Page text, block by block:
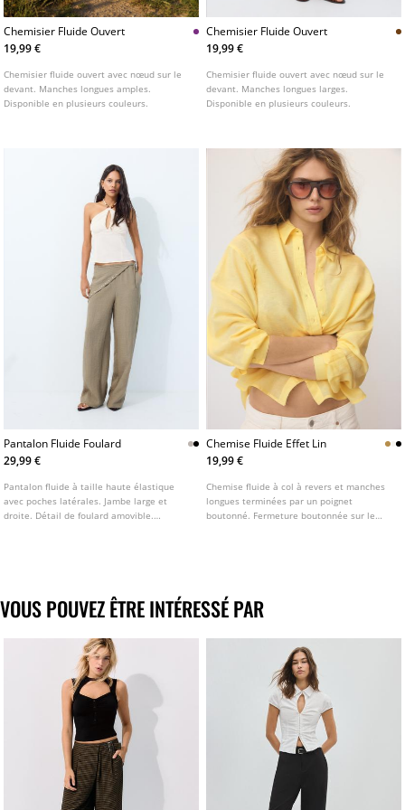
Chemisier Fluide Ouvert
19,99 €
Chemisier fluide ouvert avec nœud sur le
devant. Manches longues amples.
Disponible en plusieurs couleurs.
Chemisier Fluide Ouvert
19,99 €
Chemisier fluide ouvert avec nœud sur le
devant. Manches longues larges.
Disponible en plusieurs couleurs.
Pantalon Fluide Foulard
29,99 €
Pantalon fluide à taille haute élastique
avec poches latérales. Jambe large et
droite. Détail de foulard amovible.
Chemise Fluide Effet Lin
19,99 €
Chemise fluide à col à revers et manches
longues terminées par un poignet
boutonné. Fermeture boutonnée sur le
VOUS POUVEZ ÊTRE INTÉRESSÉ PAR